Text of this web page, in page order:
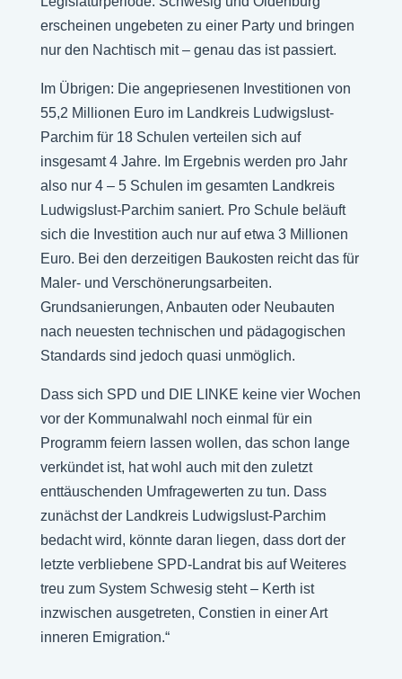
erscheinen ungebeten zu einer Party und bringen
nur den Nachtisch mit – genau das ist passiert.
Im Übrigen: Die angepriesenen Investitionen von
55,2 Millionen Euro im Landkreis Ludwigslust-
Parchim für 18 Schulen verteilen sich auf
insgesamt 4 Jahre. Im Ergebnis werden pro Jahr
also nur 4 – 5 Schulen im gesamten Landkreis
Ludwigslust-Parchim saniert. Pro Schule beläuft
sich die Investition auch nur auf etwa 3 Millionen
Euro. Bei den derzeitigen Baukosten reicht das für
Maler- und Verschönerungsarbeiten.
Grundsanierungen, Anbauten oder Neubauten
nach neuesten technischen und pädagogischen
Standards sind jedoch quasi unmöglich.
Dass sich SPD und DIE LINKE keine vier Wochen
vor der Kommunalwahl noch einmal für ein
Programm feiern lassen wollen, das schon lange
verkündet ist, hat wohl auch mit den zuletzt
enttäuschenden Umfragewerten zu tun. Dass
zunächst der Landkreis Ludwigslust-Parchim
bedacht wird, könnte daran liegen, dass dort der
letzte verbliebene SPD-Landrat bis auf Weiteres
treu zum System Schwesig steht – Kerth ist
inzwischen ausgetreten, Constien in einer Art
inneren Emigration.“